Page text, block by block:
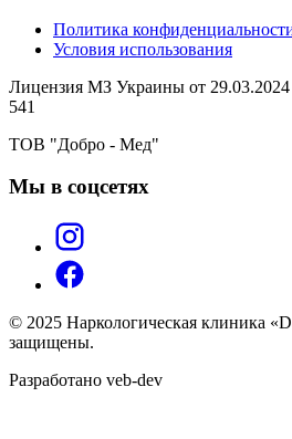
Политика
Условия использования
Лицензия МЗ Украины от 29.03.2024
541
ТОВ "Добро - Мед"
Мы в соцсетях
© 2025 Наркологическая клиника
защищены.
Разработано veb-dev